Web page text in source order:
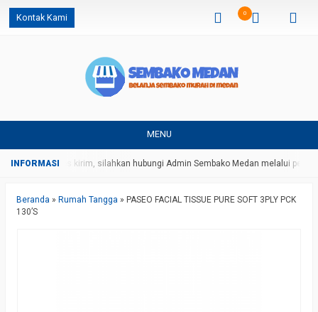
Kontak Kami 0
MENU
dan ongkos kirim, silahkan hubungi Admin Sembako Medan melalui pesan
Beranda » Rumah Tangga » PASEO FACIAL TISSUE PURE SOFT 3PLY PCK
130’S